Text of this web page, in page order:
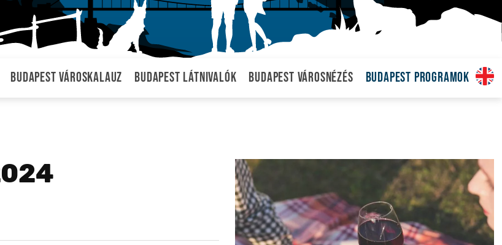
Budapest városkalauz Budapest látnivalók Budapest városnézés Budapest programok